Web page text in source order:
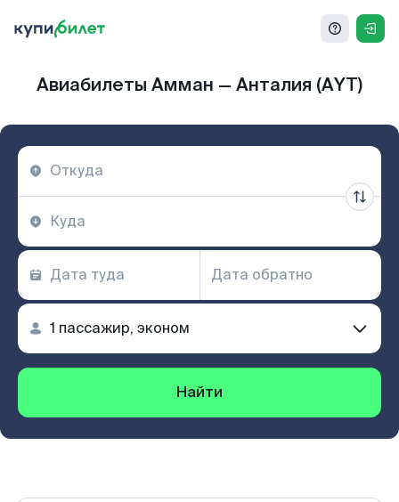
Авиабилеты Амман — Анталия (AYT)
Найти